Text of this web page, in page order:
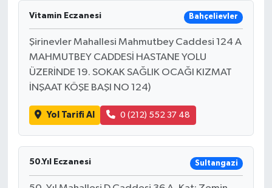
Vitamin Eczanesi Bahçelievler
Şirinevler Mahallesi Mahmutbey Caddesi 124 A
MAHMUTBEY CADDESİ HASTANE YOLU
ÜZERİNDE 19. SOKAK SAĞLIK OCAĞI KIZMAT
İNŞAAT KÖŞE BAŞI NO 124)
Yol Tarifi Al 0 (212) 552 37 48
50.Yıl Eczanesi Sultangazi